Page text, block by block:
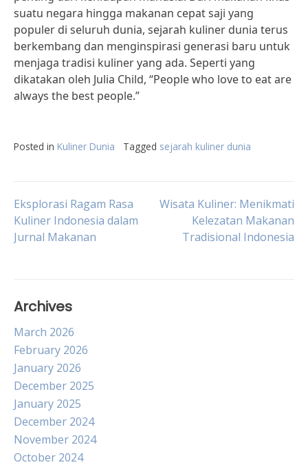
suatu negara hingga makanan cepat saji yang
populer di seluruh dunia, sejarah kuliner dunia terus
berkembang dan menginspirasi generasi baru untuk
menjaga tradisi kuliner yang ada. Seperti yang
dikatakan oleh Julia Child, “People who love to eat are
always the best people.”
Posted in Kuliner Dunia Tagged sejarah kuliner dunia
Post
navigation
Eksplorasi Ragam Rasa
Kuliner Indonesia dalam
Jurnal Makanan
Wisata Kuliner: Menikmati
Kelezatan Makanan
Tradisional Indonesia
Archives
March 2026
February 2026
January 2026
December 2025
January 2025
December 2024
November 2024
October 2024